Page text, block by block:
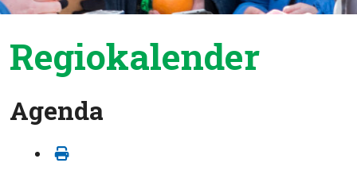
Regiokalender
Agenda